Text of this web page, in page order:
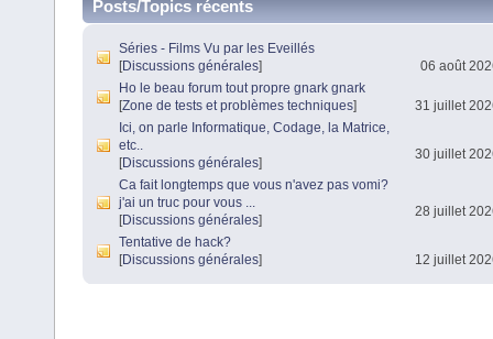
Posts/Topics récents
Séries - Films Vu par les Eveillés
[Discussions générales]
06 août
Ho le beau forum tout propre gnark gnark
[Zone de tests et problèmes techniques]
31 juillet
Ici, on parle Informatique, Codage, la Matrice,
etc..
[Discussions générales]
30 juillet
Ca fait longtemps que vous n'avez pas vomi?
j'ai un truc pour vous ...
[Discussions générales]
28 juillet
Tentative de hack?
[Discussions générales] 12 juillet